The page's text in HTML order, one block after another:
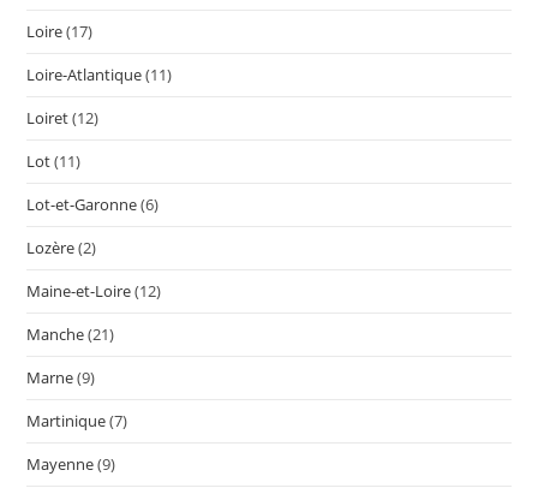
Loire(17)
Loire-Atlantique(11)
Loiret(12)
Lot(11)
Lot-et-Garonne(6)
Lozère(2)
Maine-et-Loire(12)
Manche(21)
Marne(9)
Martinique(7)
Mayenne(9)